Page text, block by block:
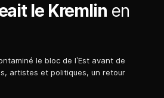
le Kremlin en
le bloc de l’Est avant de
artistes et politiques, un retour